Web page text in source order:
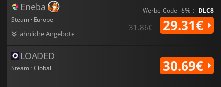
Eneba
Steam · Europe
ähnliche Angebote
Werbe-Code -8% : DLC8
31.86€ 29.31€
LOADED
Steam · Global 30.69€